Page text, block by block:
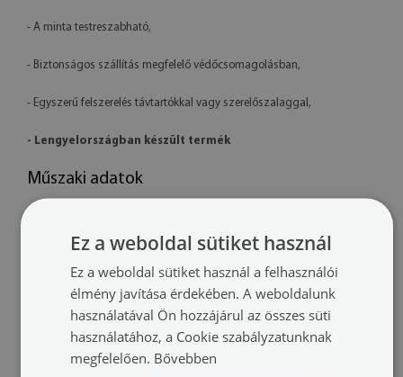
- A minta testreszabható,
- Biztonságos szállítás megfelelő védőcsomagolásban,
- Egyszerű felszerelés távtartókkal vagy szerelőszalaggal,
- Lengyelországban készült termék
Műszaki adatok
Nyomtatás:UV – fakulásálló
Tájolás: vízszintes
Felszerelési rendszer:
Ez a weboldal sütiket használ
Ez a weboldal sütiket használ a felhasználói
élmény javítása érdekében. A weboldalunk
használatával Ön hozzájárul az összes süti
használatához, a Cookie szabályzatunknak
megfelelően. Bővebben